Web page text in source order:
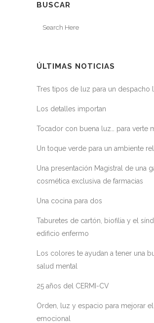
BUSCAR
ÚLTIMAS NOTICIAS
Tres tipos de luz para un despacho
Los detalles importan
Tocador con buena luz… para verte
Un toque verde para un ambiente
Una presentación Magistral de una
cosmética exclusiva de farmacias
Una cocina para dos
Taburetes de cartón, biofilia y el
edificio enfermo
Los colores te ayudan a tener una
salud mental
25 años del CERMI-CV
Orden, luz y espacio para mejorar
emocional